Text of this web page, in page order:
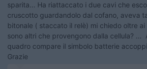
sparita... Ha riattaccato i due cavi che
cruscotto guardandolo dal cofano, aveva
bitonale ( staccato il relè) mi chiedo oltre
sono altri che provengono dalla cellula? ...
quadro compare il simbolo batterie
Grazie